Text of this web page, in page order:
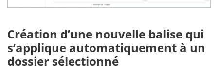
Création d’une nouvelle balise qui
s’applique automatiquement à un
dossier sélectionné